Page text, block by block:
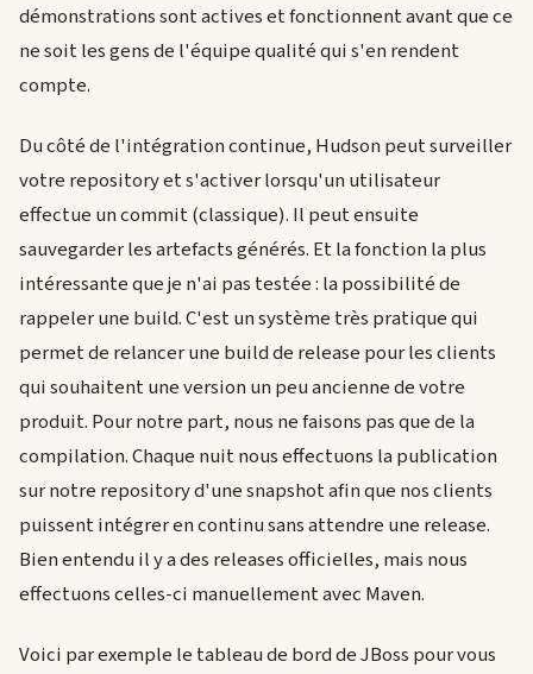
démonstrations sont actives et fonctionnent avant que ce
ne soit les gens de l'équipe qualité qui s'en rendent
compte.
Du côté de l'intégration continue, Hudson peut surveiller
votre repository et s'activer lorsqu'un utilisateur
effectue un commit (classique). Il peut ensuite
sauvegarder les artefacts générés. Et la fonction la plus
intéressante que je n'ai pas testée : la possibilité de
rappeler une build. C'est un système très pratique qui
permet de relancer une build de release pour les clients
qui souhaitent une version un peu ancienne de votre
produit. Pour notre part, nous ne faisons pas que de la
compilation. Chaque nuit nous effectuons la publication
sur notre repository d'une snapshot afin que nos clients
puissent intégrer en continu sans attendre une release.
Bien entendu il y a des releases officielles, mais nous
effectuons celles-ci manuellement avec Maven.
Voici par exemple le tableau de bord de JBoss pour vous